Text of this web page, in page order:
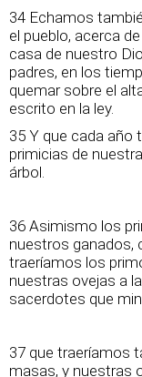
34 Echamos
el pueblo, acerca
casa de nuestro
padres, en los
quemar sobre el
escrito en la ley.
35 Y que cada año
primicias de
árbol.
36 Asimismo los
nuestros ganados,
traeríamos los
nuestras ovejas a
sacerdotes que
37 que traeríamos
masas, y nuestras